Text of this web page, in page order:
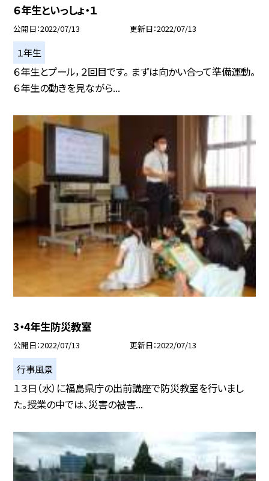
６年生といっしょ・１
公開日 2022/07/13 更新日 2022/07/13
１年生
６年生とプール，２回目です。 まずは向かい合って準備運動。
６年生の動きを見ながら...
3・4年生防災教室
公開日 2022/07/13 更新日 2022/07/13
行事風景
１３日（水）に福島県庁の出前講座で防災教室を行いまし
た。授業の中では、災害の被害...